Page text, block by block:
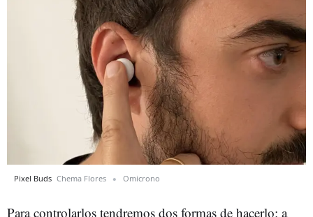
Pixel Buds Chema Flores Omicrono
Para controlarlos tendremos dos formas de hacerlo: a